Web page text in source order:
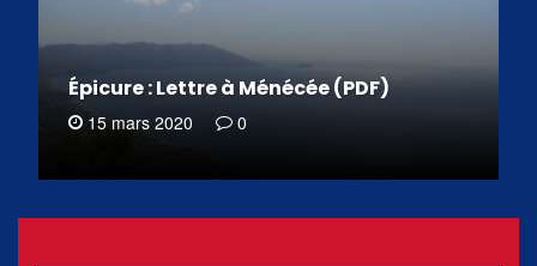
Épicure : Lettre à Ménécée (PDF)
15 mars 2020 0